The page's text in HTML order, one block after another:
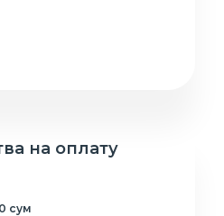
на оплату
сум